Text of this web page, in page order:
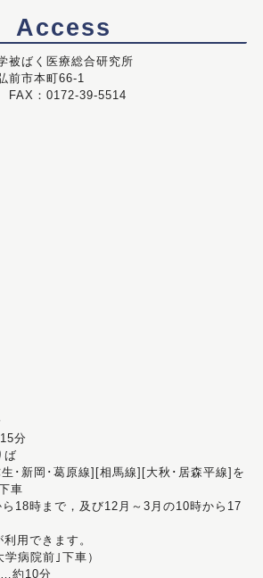
Access
被ばく医療総合研究所
前市本町66-1
：0172-39-5514
分
ば
･新岡･葛原線][相馬線][大秋･居森平線]を
車
18時まで，及び12月～3月の10時から17
用できます。
病院前｣下車）
…約10分